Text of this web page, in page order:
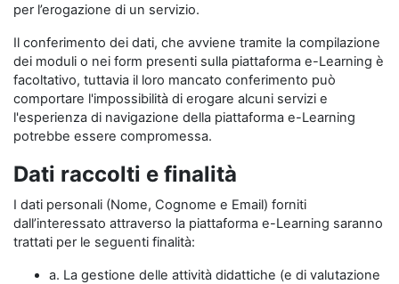
per l’erogazione di un servizio.
Il conferimento dei dati, che avviene tramite la compilazione
dei moduli o nei form presenti sulla piattaforma e-Learning è
facoltativo, tuttavia il loro mancato conferimento può
comportare l'impossibilità di erogare alcuni servizi e
l'esperienza di navigazione della piattaforma e-Learning
potrebbe essere compromessa.
Dati raccolti e finalità
I dati personali (Nome, Cognome e Email) forniti
dall’interessato attraverso la piattaforma e-Learning saranno
trattati per le seguenti finalità:
a. La gestione delle attività didattiche (e di valutazione